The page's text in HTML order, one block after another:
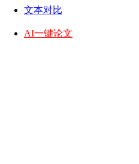
文本对比
AI一键论文